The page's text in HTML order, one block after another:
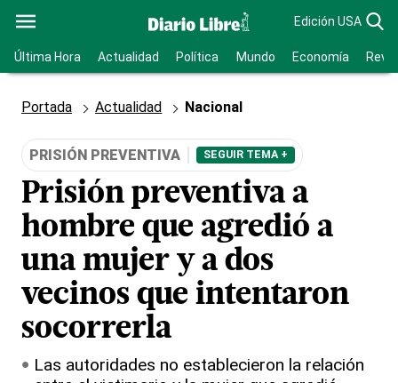
Edición USA
Última Hora Actualidad Política Mundo Economía
Portada Actualidad Nacional
PRISIÓN PREVENTIVA SEGUIR TEMA +
Prisión preventiva a
hombre que agredió a
una mujer y a dos
vecinos que intentaron
socorrerla
Las autoridades no establecieron la relación